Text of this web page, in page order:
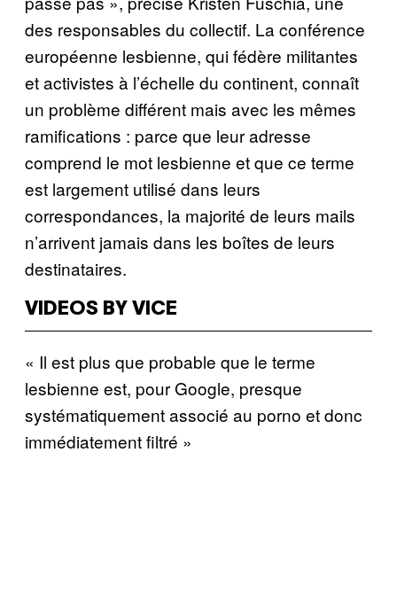
des responsables du collectif. La conférence
européenne lesbienne, qui fédère militantes
et activistes à l’échelle du continent, connaît
un problème différent mais avec les mêmes
ramifications : parce que leur adresse
comprend le mot lesbienne et que ce terme
est largement utilisé dans leurs
correspondances, la majorité de leurs mails
n’arrivent jamais dans les boîtes de leurs
destinataires.
VIDEOS BY VICE
« Il est plus que probable que le terme
lesbienne est, pour Google, presque
systématiquement associé au porno et donc
immédiatement filtré »